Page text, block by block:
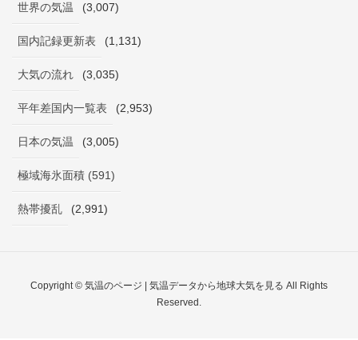
世界の気温 (3,007)
国内記録更新表 (1,131)
大気の流れ (3,035)
平年差国内一覧表 (2,953)
日本の気温 (3,005)
極域海氷面積 (591)
熱帯擾乱 (2,991)
Copyright © 気温のページ | 気温データから地球大気を見る All Rights
Reserved.